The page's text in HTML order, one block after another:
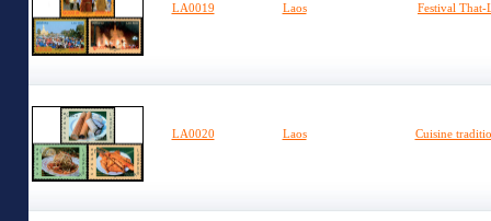
LA0019 Laos Festival
LA0020 Laos Cuisine